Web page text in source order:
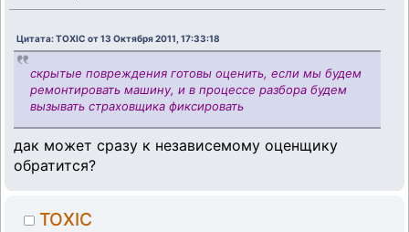
Цитата: TOXIC от 13 Октября 2011, 17:33:18
скрытые повреждения готовы оценить, если мы будем
ремонтировать машину, и в процессе разбора будем
вызывать страховщика фиксировать
дак может сразу к независемому оценщику
обратится?
TOXIC